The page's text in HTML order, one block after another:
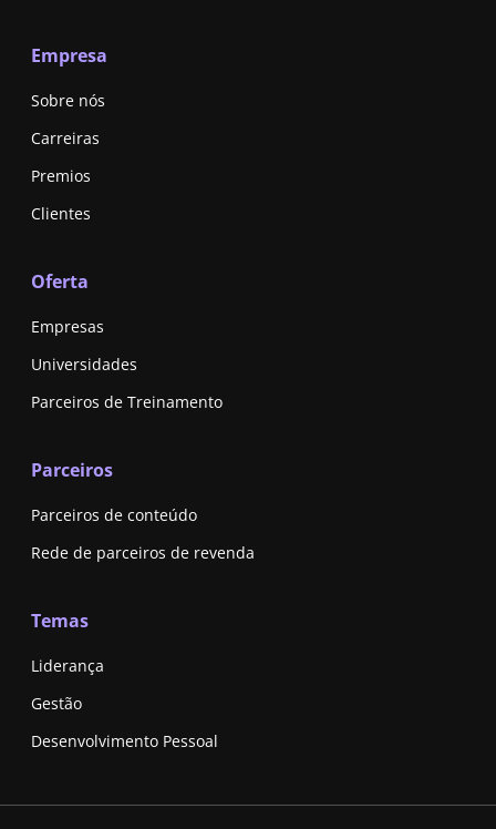
Empresa
Sobre nós
Carreiras
Premios
Clientes
Oferta
Empresas
Universidades
Parceiros de Treinamento
Parceiros
Parceiros de conteúdo
Rede de parceiros de revenda
Temas
Liderança
Gestão
Desenvolvimento Pessoal